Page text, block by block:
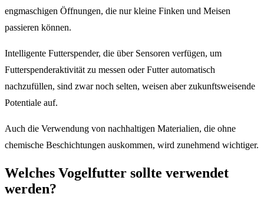
engmaschigen Öffnungen, die nur kleine Finken und Meisen
passieren können.
Intelligente Futterspender, die über Sensoren verfügen, um
Futterspenderaktivität zu messen oder Futter automatisch
nachzufüllen, sind zwar noch selten, weisen aber zukunftsweisende
Potentiale auf.
Auch die Verwendung von nachhaltigen Materialien, die ohne
chemische Beschichtungen auskommen, wird zunehmend wichtiger.
Welches Vogelfutter sollte verwendet
werden?